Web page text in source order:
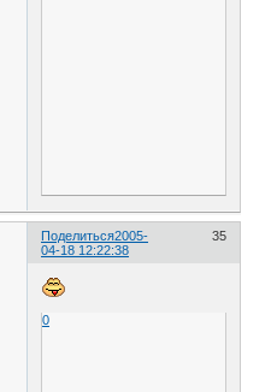
Поделиться 35
2005-
04-18 12:22:38
0